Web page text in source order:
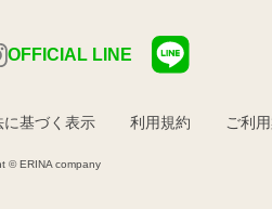
OFFICIAL LINE
基づく表示 利用規約 ご利
© ERINA company